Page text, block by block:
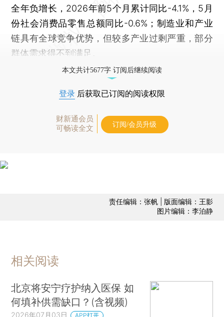
全年负增长，2026年前5个月累计同比-4.1%，5月
份社会消费品零售总额同比-0.6%；制造业和产业
链具有全球竞争优势，但较多产业过剩严重，部分
群体需求得不到满足。
本文共计5677字 订阅后继续阅读
登录 后获取已订阅的阅读权限
财新通会员
可畅读全文
订阅/会员升级
责任编辑：张帆 | 版面编辑：王影
图片编辑：李泊静
相关阅读
北京将安宁疗护纳入医保 如
何填补供需缺口？(含视频)
2026年07月03日 APP打开